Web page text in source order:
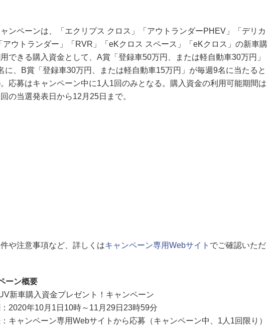
ンペーンは、「エクリプス クロス」「アウトランダーPHEV」「デリカ
アウトランダー」「RVR」「eKクロス スペース」「eKクロス」の新車購
できる購入資金として、A賞「登録車50万円、または軽自動車30万円」
に、B賞「登録車30万円、または軽自動車15万円」が毎週9名に当たると
応募はキャンペーン中に1人1回のみとなる。購入資金の利用可能期間は
の当選発表日から12月25日まで。
や注意事項など、詳しくはキャンペーン専用Webサイト でご確認いただ
ーン概要
新車購入資金プレゼント！キャンペーン
2020年10月1日10時～11月29日23時59分
キャンペーン専用Webサイトから応募（キャンペーン中、1人1回限り）